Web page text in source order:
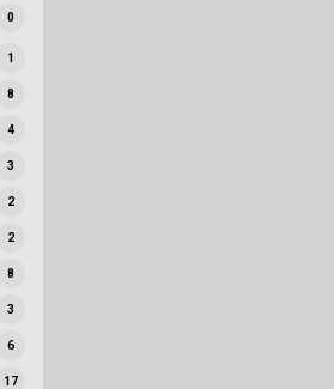
0
1
8
4
3
2
2
8
3
6
17